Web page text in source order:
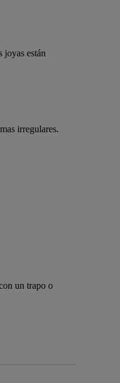
joyas están
irregulares.
un trapo o